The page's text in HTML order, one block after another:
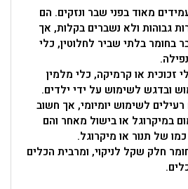
מאוד בפני שבר ונזקים. הם
גבוהות ולא נשברים בקלות, אך
בחומר בלתי שביר לחלוטין, כלי
או קרמיקה, כלי מלמין
ובדגש לשימוש על ידי ילדים.
לשימוש יומיומי, אך חשוב
במיקרוגל או בישול מאחר והם
של תנור או מיקרוגל.
חלק שקל לניקוי, ומרבית הכלים